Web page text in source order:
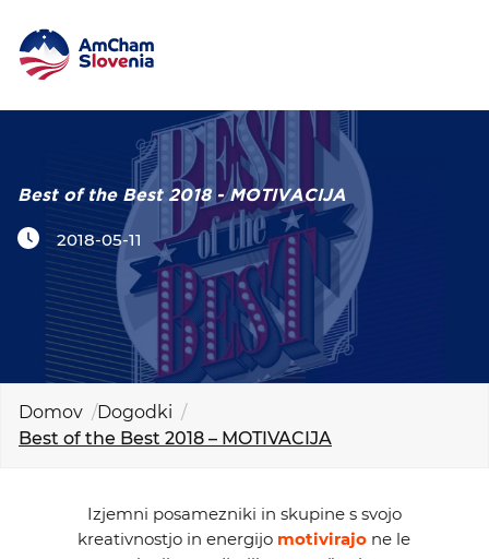
DOGODKI IN MREŽENJE
ZAGOVORNIŠTVO
AmChamYOUNG
MEDNARODNO SODELOVANJE
ČLANSTVO
O NAS
KOLEDAR DOGODKOV
Best of the Best 2018 - MOTIVACIJA
2018-05-11
Domov
Dogodki
Best of the Best 2018 – MOTIVACIJA
Izjemni posamezniki in skupine s svojo
kreativnostjo in energijo motivirajo ne le